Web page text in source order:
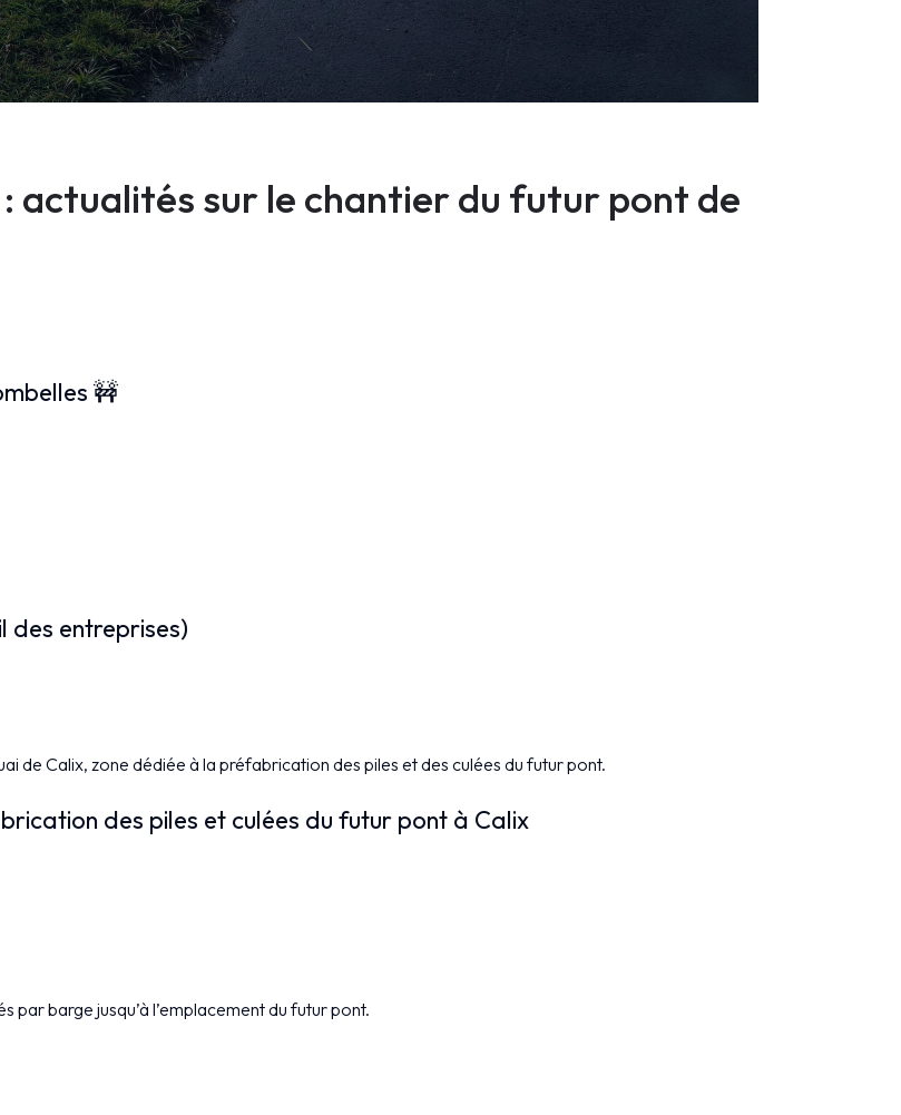
actualités sur le chantier du futur pont de
🚧
des entreprises)
de Calix, zone dédiée à la préfabrication des piles et des culées du futur pont.
des piles et culées du futur pont à Calix
barge jusqu’à l’emplacement du futur pont.